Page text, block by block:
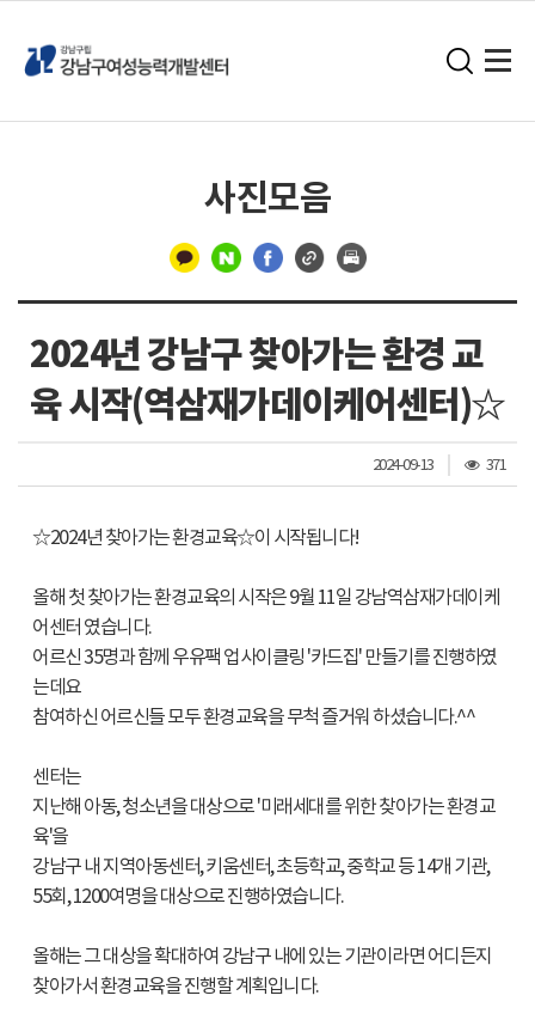
사진모음
분
선
2024년 강남구 찾아가는 환경 교
육 시작(역삼재가데이케어센터)☆
2024-09-13
조
회
371
☆2024년 찾아가는 환경교육☆이 시작됩니다!
올해 첫 찾아가는 환경교육의 시작은 9월 11일 강남역삼재가데이케
어센터 였습니다.
어르신 35명과 함께 우유팩 업사이클링 '카드집' 만들기를 진행하였
는데요
참여하신 어르신들 모두 환경교육을 무척 즐거워 하셨습니다.^^
센터는
지난해 아동, 청소년을 대상으로 '미래세대를 위한 찾아가는 환경교
육'을
강남구 내 지역아동센터, 키움센터, 초등학교, 중학교 등 14개 기관,
55회, 1200여명을 대상으로 진행하였습니다.
올해는 그 대상을 확대하여 강남구 내에 있는 기관이라면 어디든지
찾아가서 환경교육을 진행할 계획입니다.